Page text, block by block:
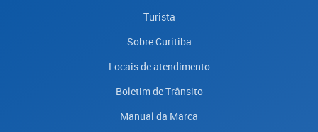
Turista
Sobre Curitiba
Locais de atendimento
Boletim de Trânsito
Manual da Marca